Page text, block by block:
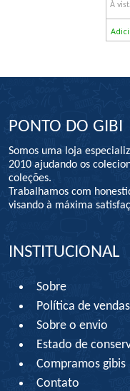
À
PONTO DO GIBI
Somos uma loja
2010 ajudando os
coleções.
Trabalhamos com
visando à máxima
INSTITUCIONAL
Sobre
Política de vendas
Sobre o envio
Estado de
Compramos gibis
Contato